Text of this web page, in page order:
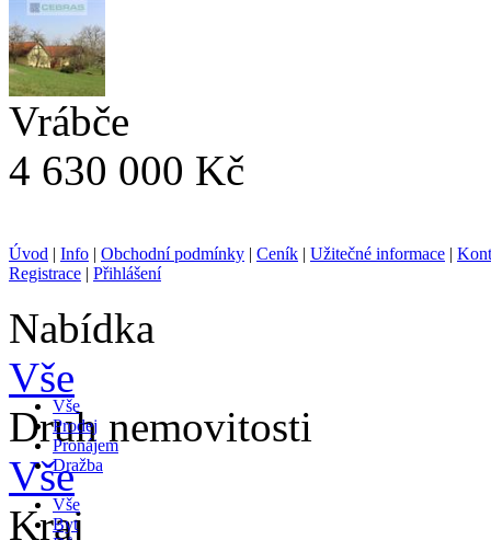
Vrábče
4 630 000 Kč
Úvod | Info | Obchodní podmínky | Ceník | Užitečné informace |
Registrace | Přihlášení
Nabídka
Vše
Druh nemovitosti
Vše
Kraj
Vše
Prodej
Pronájem
Dražba
Vše
Byt